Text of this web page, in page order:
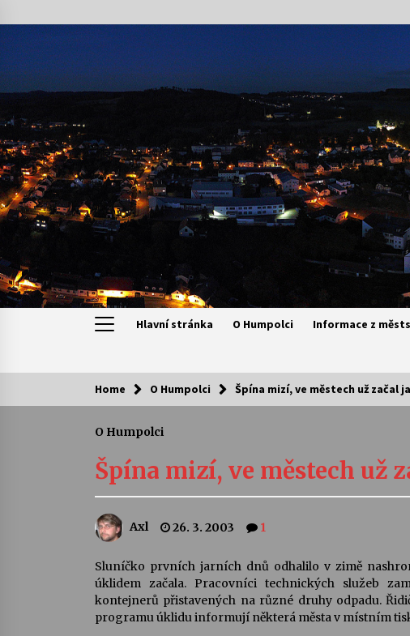
to
content
Hlavní stránka O Humpolci Informace z
Kam za kulturou?
Camerata a Sukuba Ensemble
4. 8. 2026
Pozvánka na integrační festival
Quijotova šedesátka: 28. 7.–1. 8.
28. 7. 2026
Letní koncerty ve Stromovce: Rufus
Miller
Home O Humpolci Špína mizí, ve městech už začal
O Humpolci
Špína mizí, ve městech už
Axl 26. 3. 2003 1
Sluníčko prvních jarních dnů odhalilo v zimě
úklidem začala. Pracovníci technických služeb
kontejnerů přistavených na různé druhy odpadu.
programu úklidu informují některá města v místním